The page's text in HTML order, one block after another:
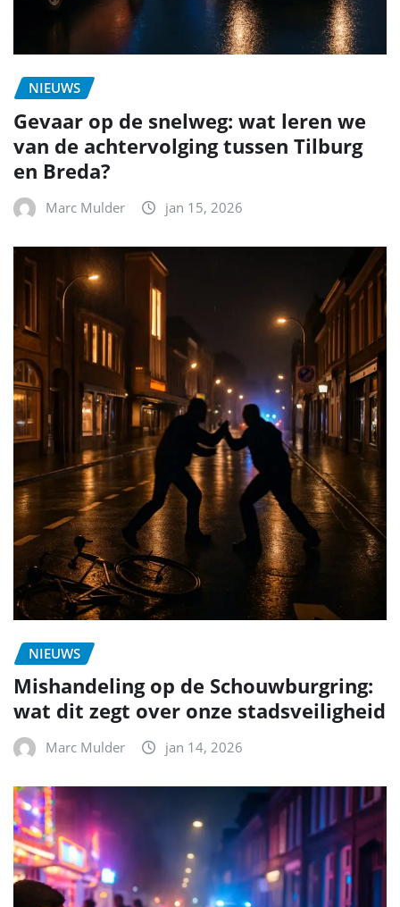
NIEUWS
Gevaar op de snelweg: wat leren we
van de achtervolging tussen Tilburg
en Breda?
Marc Mulder jan 15, 2026
NIEUWS
Mishandeling op de Schouwburgring:
wat dit zegt over onze stadsveiligheid
Marc Mulder jan 14, 2026